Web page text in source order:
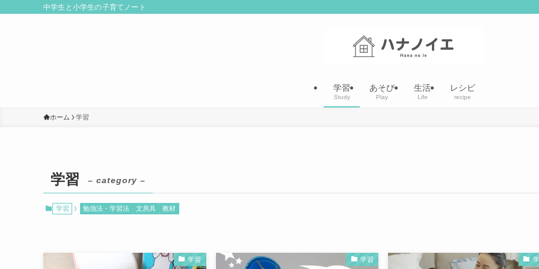
中学生と小学生の子育てノート
学習
Study
あそび
Play
生活
Life
レシピ
recipe
ホーム 学習
学習 – category –
学習 勉強法・学習法 文房具 教材
学習 学習